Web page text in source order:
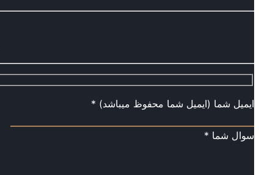
ایمیل شما (ایمیل شما محفوظ میباشد) *
سوال شما *